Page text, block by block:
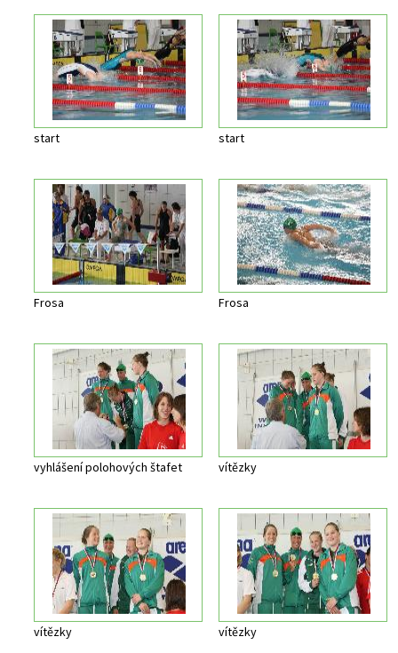
start start
Frosa Frosa
vyhlášení polohových štafet vítězky
vítězky vítězky